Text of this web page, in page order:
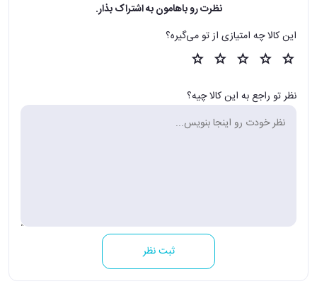
نظرت رو باهامون به اشتراک بذار.
این کالا چه امتیازی از تو می‌گیره؟
نظر تو راجع به این کالا چیه؟
ثبت نظر